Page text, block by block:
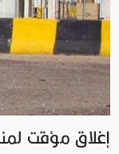
إغلاق مؤقت